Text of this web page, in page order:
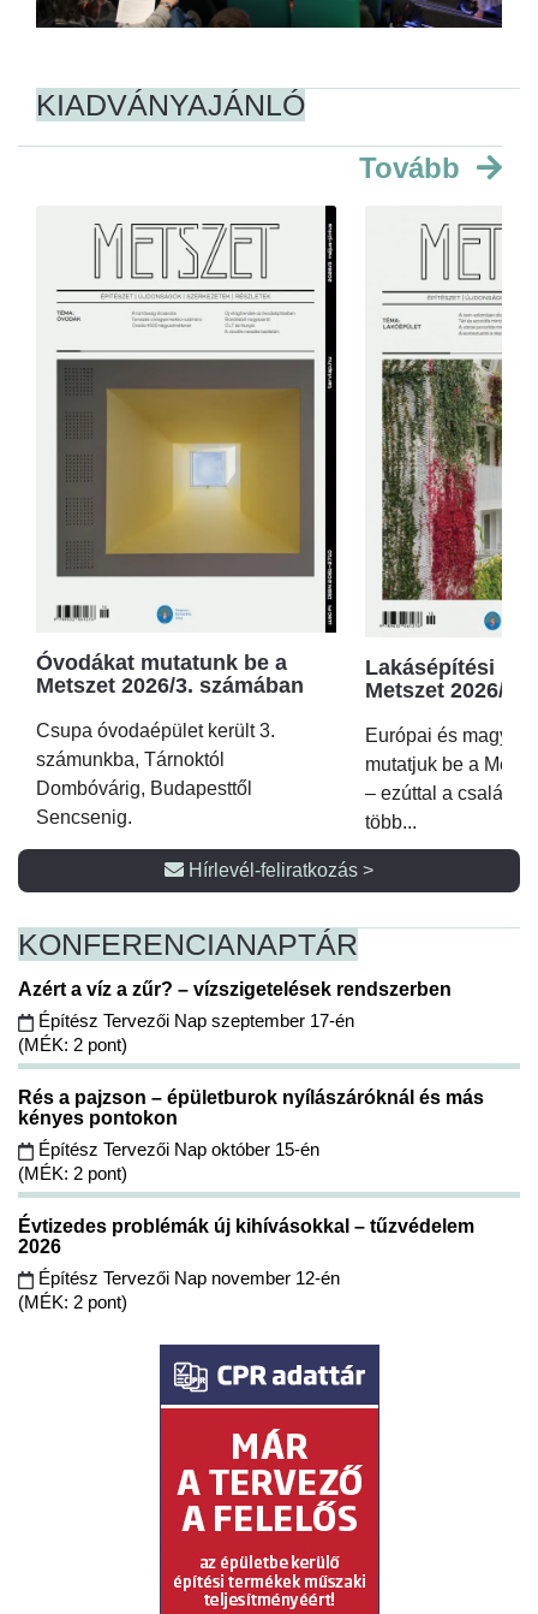
KIADVÁNYAJÁNLÓ
Tovább
Óvodákat mutatunk be a
Metszet 2026/3. számában
Csupa óvodaépület került 3.
számunkba, Tárnoktól
Dombóvárig, Budapesttől
Sencsenig.
Lakásépítési
Metszet 2026/2.
Európai és magyar
mutatjuk be a
– ezúttal a családi
több...
Hírlevél-feliratkozás >
KONFERENCIANAPTÁR
Azért a víz a zűr? – vízszigetelések rendszerben
Építész Tervezői Nap szeptember 17-én
(MÉK: 2 pont)
Rés a pajzson – épületburok nyílászáróknál és más
kényes pontokon
Építész Tervezői Nap október 15-én
(MÉK: 2 pont)
Évtizedes problémák új kihívásokkal – tűzvédelem
2026
Építész Tervezői Nap november 12-én
(MÉK: 2 pont)